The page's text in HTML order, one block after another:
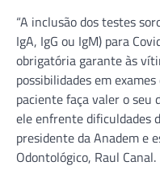
“A inclusão dos testes
IgA, IgG ou IgM) para
obrigatória garante às
possibilidades em
paciente faça valer o seu
ele enfrente dificuldades
presidente da Anadem e
Odontológico, Raul Canal.